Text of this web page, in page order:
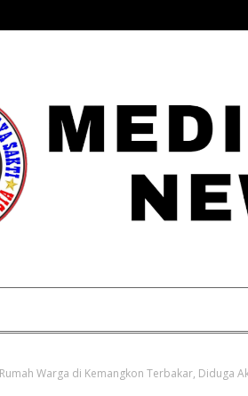
Warga di Kemangkon Terbakar, Diduga